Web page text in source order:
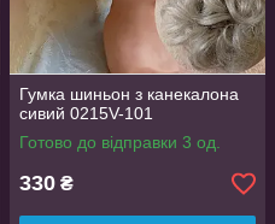
Гумка шиньон з канекалона
сивий 0215V-101
Готово до відправки 3 од.
330 ₴